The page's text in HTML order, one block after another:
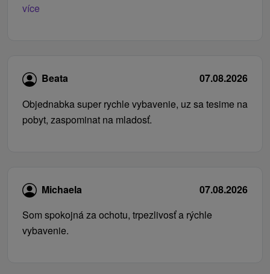
více
Beata
07.08.2026
Objednabka super rychle vybavenie, uz sa tesime na
pobyt, zaspominat na mladosť.
Michaela
07.08.2026
Som spokojná za ochotu, trpezlivosť a rýchle
vybavenie.